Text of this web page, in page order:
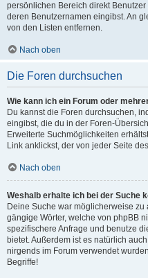
persönlichen Bereich direkt
deren Benutzernamen eingibst. An
von den Listen entfernen.
Nach oben
Die Foren durchsuchen
Wie kann ich ein Forum oder
Du kannst die Foren durchsuchen,
eingibst, die du in der Foren-
Erweiterte Suchmöglichkeiten
Link anklickst, der von jeder Seite
Nach oben
Weshalb erhalte ich bei der Suche
Deine Suche war möglicherweise
gängige Wörter, welche von phpBB
spezifischere Anfrage und benutze
bietet. Außerdem ist es natürlich
nirgends im Forum verwendet
Begriffe!